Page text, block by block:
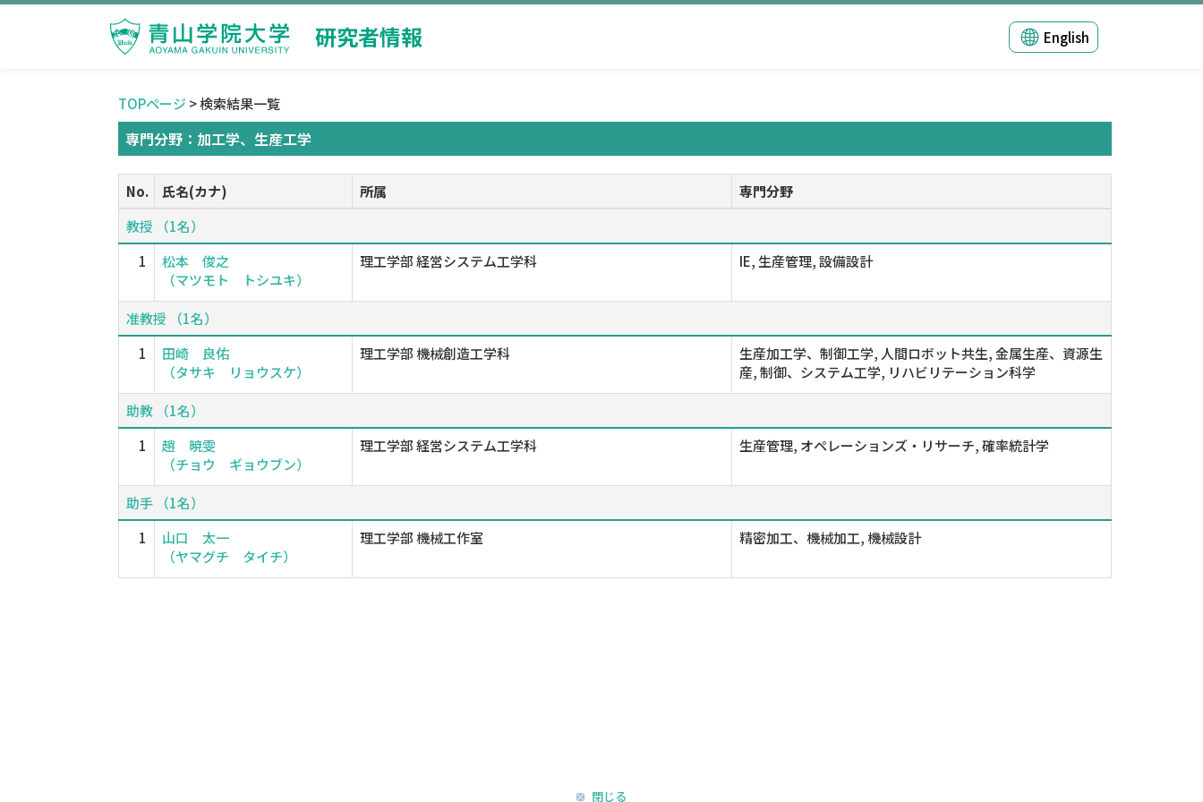
研究者情報 English
TOPページ > 検索結果一覧
専門分野：加工学、生産工学
No. 氏名(カナ) 所属
専門分野
教授 （1名）
1
松本 俊之
（マツモト トシユキ）
理工学部 経営システム工学科 IE, 生産管理, 設備設計
准教授 （1名）
1
田崎 良佑
（タサキ リョウスケ）
理工学部 機械創造工学科
生産加工学、制御工学, 人間ロボット共生, 金属生産、資源生
産, 制御、システム工学, リハビリテーション科学
助教 （1名）
1
趙 暁雯
（チョウ ギョウブン）
理工学部 経営システム工学科 生産管理, オペレーションズ・リサーチ, 確率統計学
助手 （1名）
1
山口 太一
（ヤマグチ タイチ）
理工学部 機械工作室 精密加工、機械加工, 機械設計
閉じる